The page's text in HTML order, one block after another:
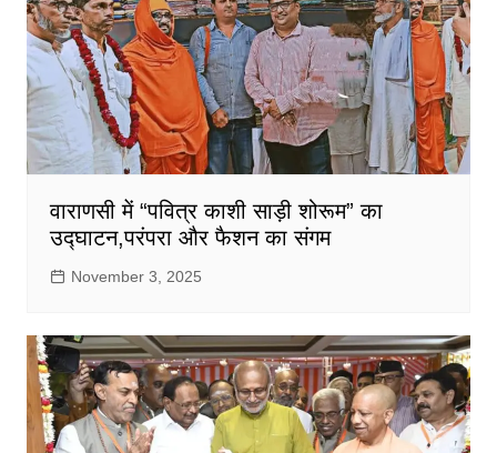
वाराणसी में “पवित्र काशी साड़ी शोरूम” का
उद्घाटन,परंपरा और फैशन का संगम
November 3, 2025